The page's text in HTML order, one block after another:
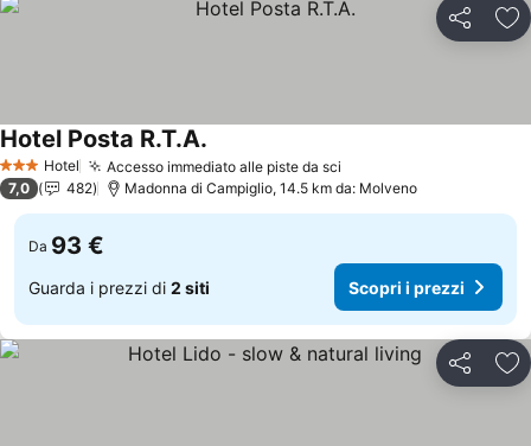
Condividi
3 StelleHotel Accesso immediato alle piste da sci
Hotel Posta R.T.A.
7,0 482 Madonna di Campiglio, 14.5 km da: Molveno
Da 93 €
Guarda i prezzi di 2 siti Scopri i prezzi
Condividi